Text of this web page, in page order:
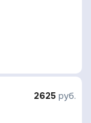
2625 руб.